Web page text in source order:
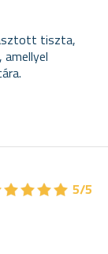
tiszta,
★★★★
★★★★ 5/5